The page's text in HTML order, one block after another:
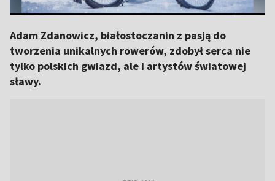
Adam Zdanowicz, białostoczanin z pasją do
tworzenia unikalnych rowerów, zdobył serca nie
tylko polskich gwiazd, ale i artystów światowej
sławy.